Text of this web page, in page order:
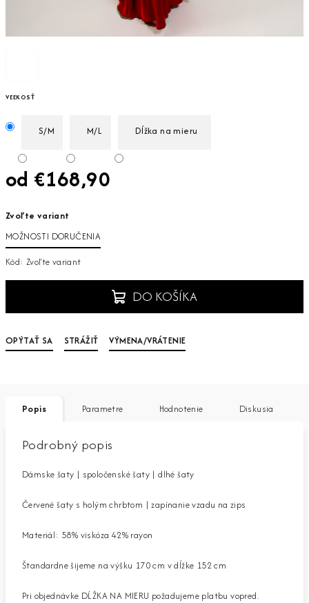
VEĽKOSŤ
S/M M/L Dĺžka na mieru
od €168,90
cena:
Zvoľte variant
MOŽNOSTI DORUČENIA
Kód: Zvoľte variant
DO KOŠÍKA
OPÝTAŤ SA STRÁŽIŤ VÝMENA/VRÁTENIE
Popis Parametre Hodnotenie Diskusia
Podrobný popis
Dámske šaty | spoločenské šaty | dlhé šaty
Červené šaty s holým chrbtom | zapínanie vzadu na zips
Materiál: 58% viskóza 42% rayon
Štandardne šijeme na výšku 170 cm v dĺžke 152 cm
Pri objednávke DĹŽKA NA MIERU požadujeme platbu vopred.